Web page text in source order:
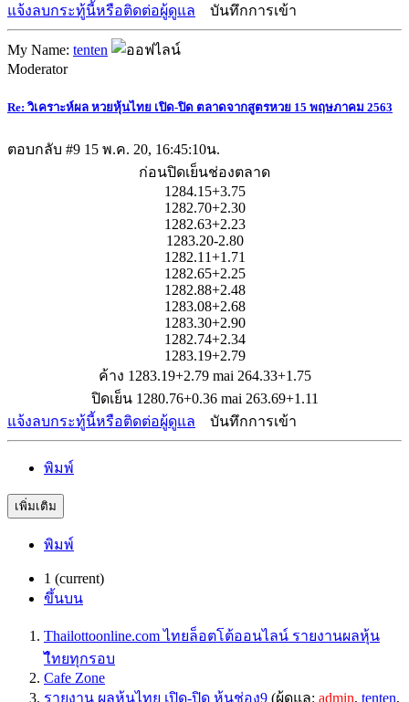
แจ้งลบกระทู้นี้หรือติดต่อผู้ดูแล
บันทึกการเข้า
My Name: tenten
Moderator
Re: วิเคราะห์ผล หวยหุ้นไทย เปิด-ปิด ตลาดจากสูตรหวย 15 พฤษภาคม 2563
ตอบกลับ #9 15 พ.ค. 20, 16:45:10น.
ก่อนปิดเย็นช่องตลาด
1284.15+3.75
1282.70+2.30
1282.63+2.23
1283.20-2.80
1282.11+1.71
1282.65+2.25
1282.88+2.48
1283.08+2.68
1283.30+2.90
1282.74+2.34
1283.19+2.79
ค้าง 1283.19+2.79 mai 264.33+1.75
ปิดเย็น 1280.76+0.36 mai 263.69+1.11
แจ้งลบกระทู้นี้หรือติดต่อผู้ดูแล
บันทึกการเข้า
พิมพ์
เพิ่มเติม
พิมพ์
1 (current)
ขึ้นบน
Thailottoonline.com ไทยล็อตโต้ออนไลน์ รายงานผลหุ้น
ไืทยทุกรอบ
Cafe Zone
รายงาน ผลหุ้นไทย เปิด-ปิด หุ้นช่อง9 (ผู้ดูแล: admin, tenten,